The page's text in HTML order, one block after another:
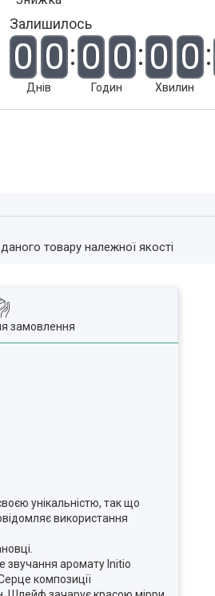
Залишилось
0 0
Днів
0 0
Годин
0 0
Хвилин
товару належної якості
замовлення
унікальністю, так що
використання
звучання аромату Initio
композиції